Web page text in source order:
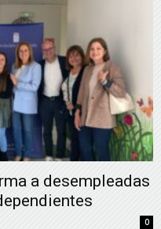
a desempleadas
0